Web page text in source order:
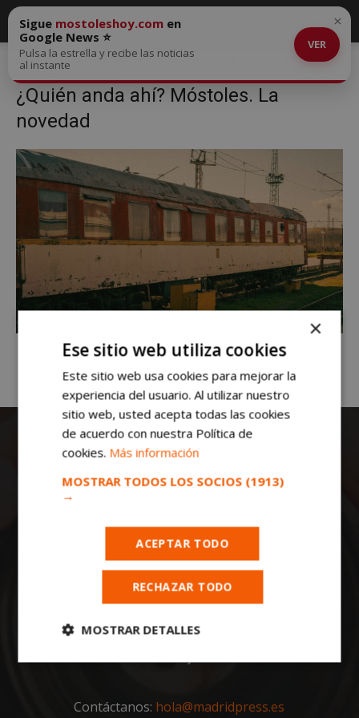
Inicio ¿Quién anda ahí? Móstoles. La novedad
¿Quién anda ahí?
Móstoles. La novedad
¿Quién anda ahí? Móstoles. La
novedad
Sigue mostoleshoy.com en
Google News ⭐
Pulsa la estrella y recibe las noticias
al instante
VER
×
Todas las noticias de Móstoles en
toda la actualidad, noticias, eventos, ocio y
deportes de tu ciudad. ¡Síguenos!
Notas de prensa a:
redaccion@madridpress.es
Contáctanos: hola@madridpress.es
×
Ese sitio web utiliza cookies
Este sitio web usa cookies para mejorar la
experiencia del usuario. Al utilizar nuestro
sitio web, usted acepta todas las cookies
de acuerdo con nuestra Política de
cookies. Más información
MOSTRAR TODOS LOS SOCIOS (1913)
→
ACEPTAR TODO
RECHAZAR TODO
MOSTRAR DETALLES
Cookies
Cookies de